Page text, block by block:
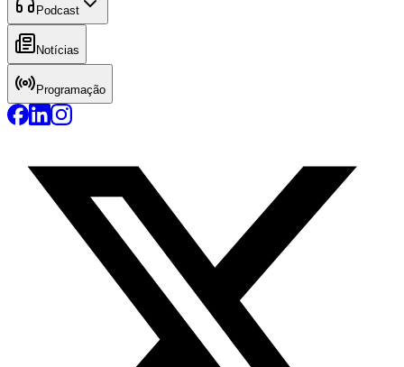
Podcast
Notícias
Programação